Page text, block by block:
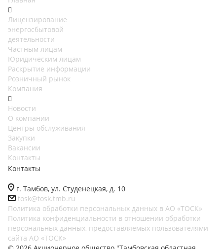
Лицензирование
энергосбытовой
деятельности
Частным лицам
Юридическим лицам
Раскрытие информации
Розничный рынок
Компания
Новости
О компании
Центры обслуживания
Закупки
Вакансии
Контакты
Контакты
г. Тамбов, ул. Студенецкая, д. 10
tosk@tosk.tmb.ru
Политика обработки персональных данных в АО «ТОСК»
Политика конфиденциальности в отношении обработки
персональных данных, предоставляемых пользователями
сайта АО «ТОСК»